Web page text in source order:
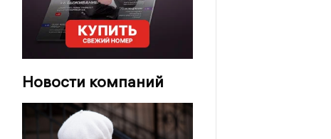
Новости компаний